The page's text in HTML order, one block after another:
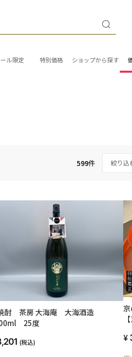
ル限定 特別価格 ショップから探す
599件 絞り込
酎 茶房 大海庵 大海酒造
25度
(税込)